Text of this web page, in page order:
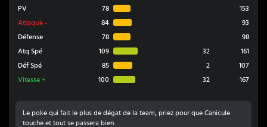
PV
78
153
Attaque - 84
93
Défense
78
98
Atq Spé
109 32
161
Déf Spé
85 2
107
Vitesse + 100 32 167
Le poke qui fait le plus de dégat de la team, priez pour que Canicule
touche et tout se passera bien.